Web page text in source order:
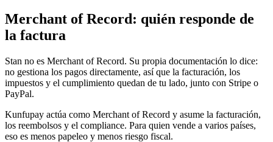
Merchant of Record: quién responde de
la factura
Stan no es Merchant of Record. Su propia documentación lo dice:
no gestiona los pagos directamente, así que la facturación, los
impuestos y el cumplimiento quedan de tu lado, junto con Stripe o
PayPal.
Kunfupay actúa como Merchant of Record y asume la facturación,
los reembolsos y el compliance. Para quien vende a varios países,
eso es menos papeleo y menos riesgo fiscal.